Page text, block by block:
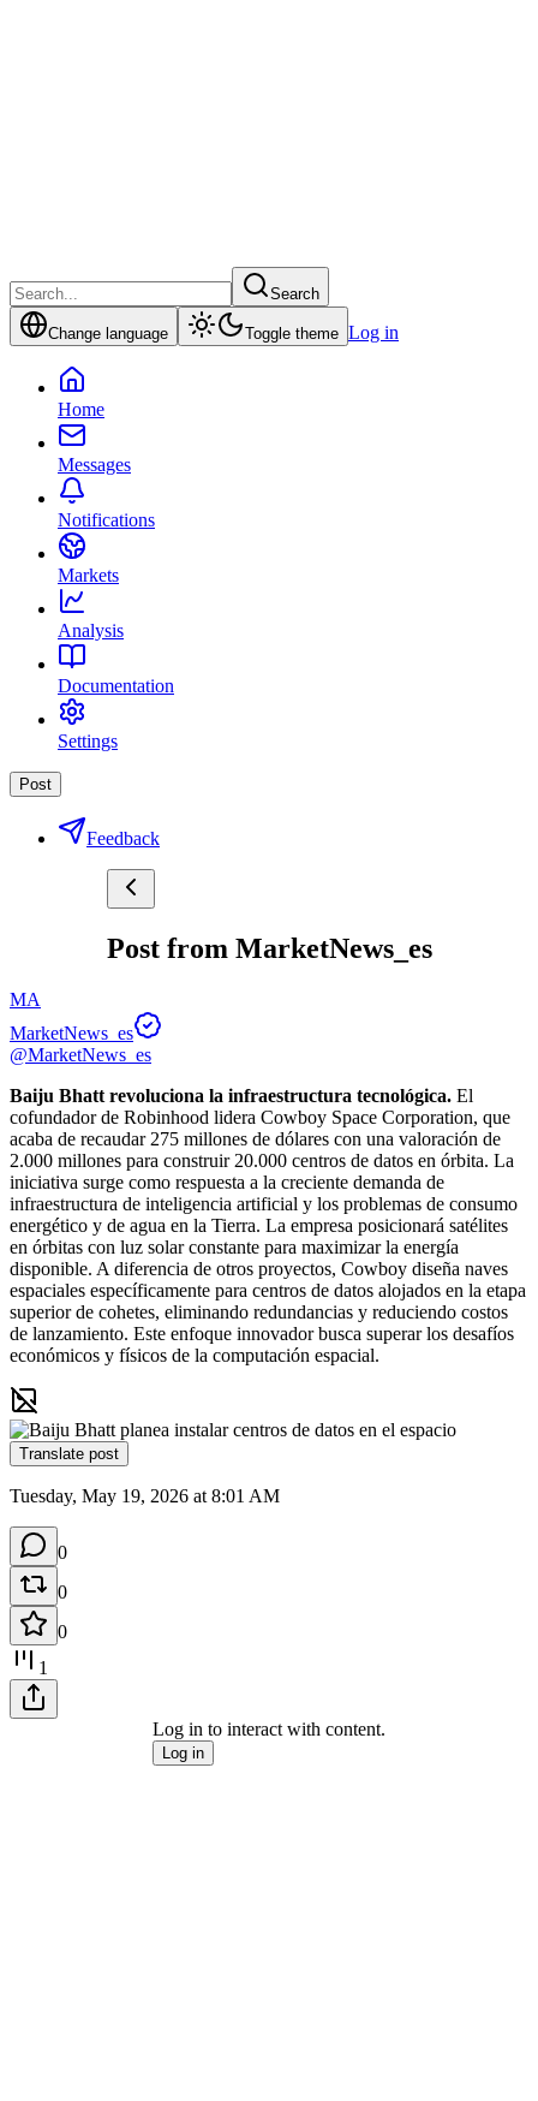
Search
Change language Toggle theme Log in
Home
Messages
Notifications
Markets
Analysis
Documentation
Settings
Post
Feedback
Post from MarketNews_es
MA
MarketNews_es
@MarketNews_es
Baiju Bhatt revoluciona la infraestructura tecnológica. El
cofundador de Robinhood lidera Cowboy Space Corporation, que
acaba de recaudar 275 millones de dólares con una valoración de
2.000 millones para construir 20.000 centros de datos en órbita. La
iniciativa surge como respuesta a la creciente demanda de
infraestructura de inteligencia artificial y los problemas de consumo
energético y de agua en la Tierra. La empresa posicionará satélites
en órbitas con luz solar constante para maximizar la energía
disponible. A diferencia de otros proyectos, Cowboy diseña naves
espaciales específicamente para centros de datos alojados en la etapa
superior de cohetes, eliminando redundancias y reduciendo costos
de lanzamiento. Este enfoque innovador busca superar los desafíos
económicos y físicos de la computación espacial.
Translate post
Tuesday, May 19, 2026 at 8:01 AM
0
0
0
1
Log in to interact with content.
Log in